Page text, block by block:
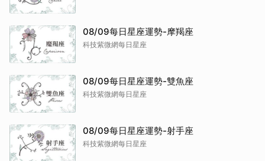
08/09每日星座運勢-摩羯座
科技紫微網每日星座
08/09每日星座運勢-雙魚座
科技紫微網每日星座
08/09每日星座運勢-射手座
科技紫微網每日星座